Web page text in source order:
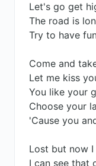
Let's go get
The road is
Try to have
Come and
Let me kiss
You like your
Choose your
'Cause you
Lost but now
I can see that